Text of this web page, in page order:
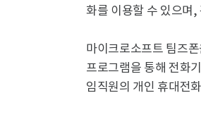
화를 이용할 수 있으며,
마이크로소프트 팀즈
프로그램을 통해 전화
임직원의 개인 휴대전